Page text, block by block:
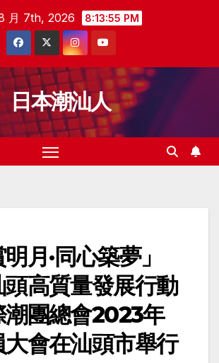
月 7th, 2026 8:13:57 PM
日本潮汕人
明月·同心築夢」
高質量發展行動
潮團總會2023年
大會在汕頭市舉行